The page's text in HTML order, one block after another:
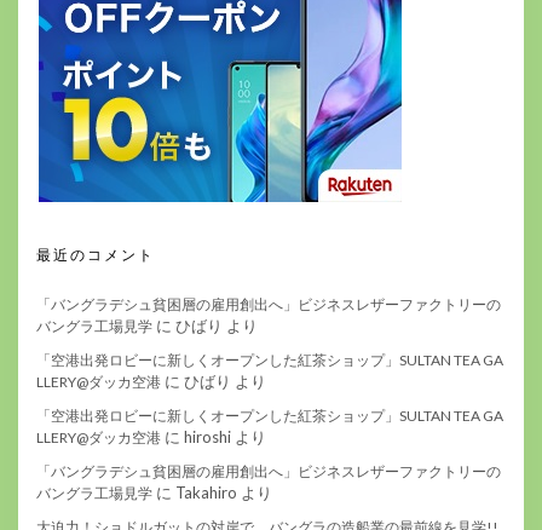
最近のコメント
「バングラデシュ貧困層の雇用創出へ」ビジネスレザーファクトリーの
バングラ工場見学 に ひばり より
「空港出発ロビーに新しくオープンした紅茶ショップ」SULTAN TEA GA
LLERY@ダッカ空港 に ひばり より
「空港出発ロビーに新しくオープンした紅茶ショップ」SULTAN TEA GA
LLERY@ダッカ空港 に hiroshi より
「バングラデシュ貧困層の雇用創出へ」ビジネスレザーファクトリーの
バングラ工場見学 に Takahiro より